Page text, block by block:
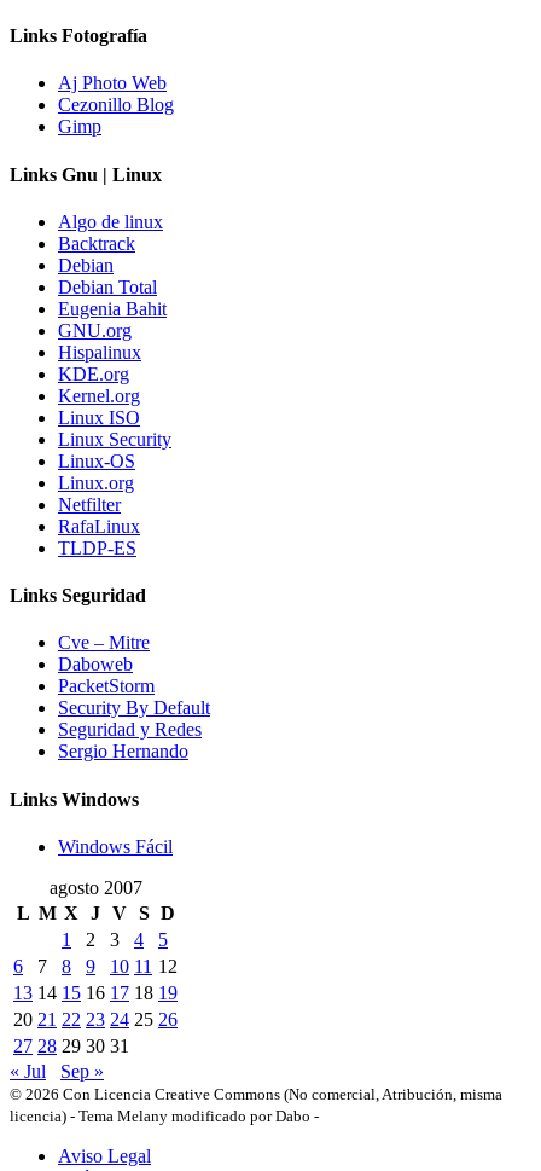
Links Fotografía
Aj Photo Web
Cezonillo Blog
Gimp
Links Gnu | Linux
Algo de linux
Backtrack
Debian
Debian Total
Eugenia Bahit
GNU.org
Hispalinux
KDE.org
Kernel.org
Linux ISO
Linux Security
Linux-OS
Linux.org
Netfilter
RafaLinux
TLDP-ES
Links Seguridad
Cve – Mitre
Daboweb
PacketStorm
Security By Default
Seguridad y Redes
Sergio Hernando
Links Windows
Windows Fácil
agosto 2007
L M X J V S D
1
2 3 4
5
6
7 8 9 10 11 12
13 14 15 16 17 18 19
20 21 22 23 24 25 26
27 28 29 30 31
« Jul
Sep »
© 2026 Con Licencia Creative Commons (No comercial, Atribución, misma
licencia) - Tema Melany modificado por Dabo -
Aviso Legal